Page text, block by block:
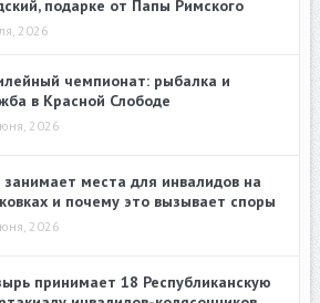
подарке от Папы Римского
2026
чемпионат: рыбалка и
в Красной Слободе
2026
занимает места для инвалидов на
и почему это вызывает споры
2026
принимает 18 Республиканскую